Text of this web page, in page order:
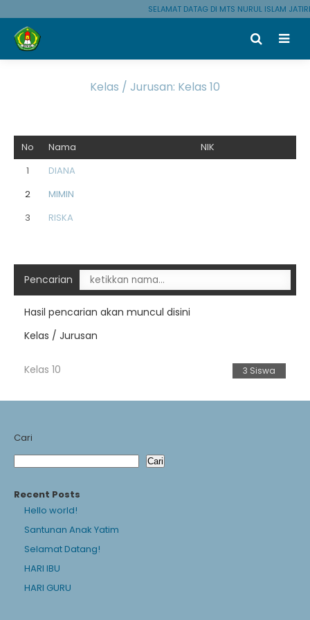
SELAMAT DATAG DI MTS NURUL ISLAM
Kelas / Jurusan: Kelas 10
No Nama
NIK
1
DIANA
2
MIMIN
3
RISKA
Pencarian
Hasil pencarian akan muncul disini
Kelas / Jurusan
Kelas 10 3 Siswa
Cari
Cari
Recent Posts
Hello world!
Santunan Anak Yatim
Selamat Datang!
HARI IBU
HARI GURU